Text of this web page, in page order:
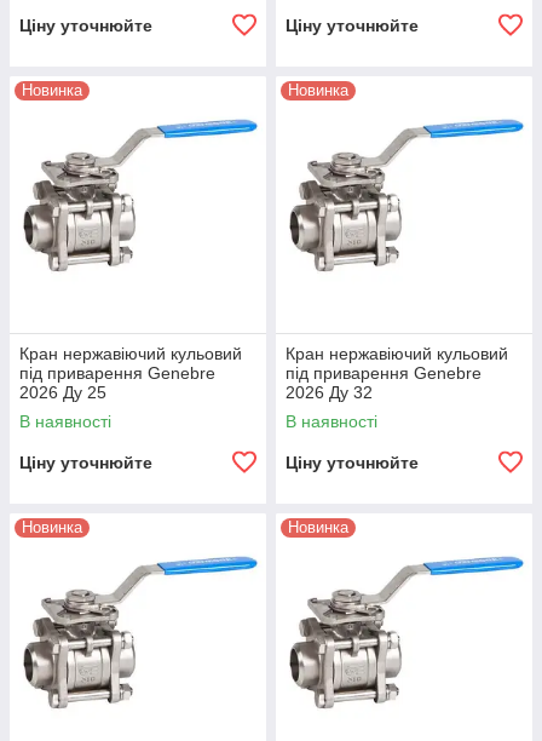
Ціну уточнюйте Ціну уточнюйте
Новинка
Кран нержавіючий кульовий
під приварення Genebre
2026 Ду 25
В наявності
Ціну уточнюйте
Новинка
Кран нержавіючий кульовий
під приварення Genebre
2026 Ду 32
В наявності
Ціну уточнюйте
Новинка Новинка